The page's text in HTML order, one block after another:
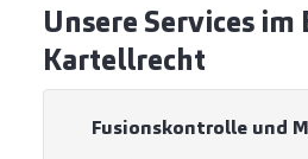
Unsere Services im
Kartellrecht
Fusionskontrolle und